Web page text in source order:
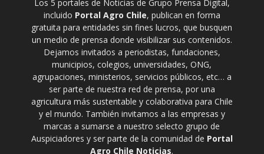
Los 5 portales de Noticias de Grupo Prensa Digital,
incluido Portal Agro Chile, publican en forma
gratuita para entidades sin fines lucros, que busquen
un medio de prensa donde visibilizar sus contenidos.
Dejamos invitados a periodistas, fundaciones,
municipios, colegios, universidades, ONG,
agrupaciones, ministerios, servicios públicos, etc… a
ser parte de nuestra red de prensa, por una
agricultura más sustentable y colaborativa para Chile
y el mundo. También invitamos a las empresas y
marcas a sumarse a nuestro selecto grupo de
Auspiciadores y ser parte de la comunidad de Portal
Agro Chile Noticias.